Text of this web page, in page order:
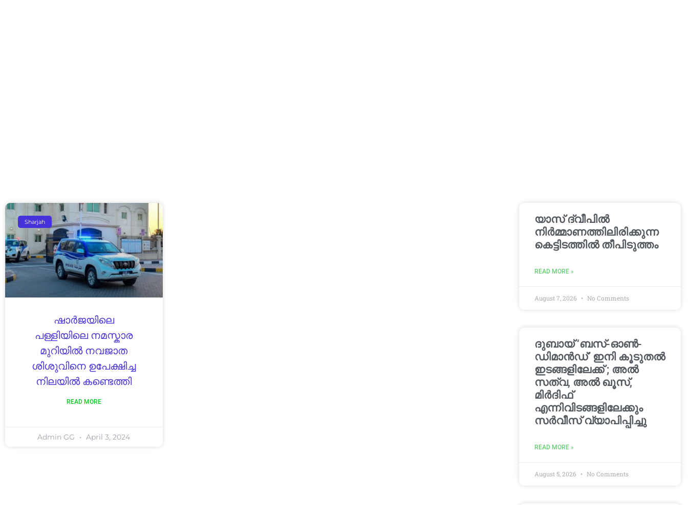
Sharjah
ഷാർജയിലെ
പള്ളിയിലെ നമസ്കാര
മുറിയിൽ നവജാത
ശിശുവിനെ ഉപേക്ഷിച്ച
നിലയിൽ കണ്ടെത്തി
READ MORE
Admin GG April 3, 2024
യാസ് ദ്വീപിൽ
നിർമ്മാണത്തിലിരിക്കുന്ന
കെട്ടിടത്തിൽ തീപിടുത്തം
READ MORE »
August 7, 2026 No Comments
ദുബായ് ‘ബസ്-ഓൺ-
ഡിമാൻഡ്’ ഇനി കൂടുതൽ
ഇടങ്ങളിലേക്ക് ; അൽ
സത്വ, അൽ ഖൂസ്,
മിർദിഫ്
എന്നിവിടങ്ങളിലേക്കും
സർവീസ് വ്യാപിപ്പിച്ചു
READ MORE »
August 5, 2026 No Comments